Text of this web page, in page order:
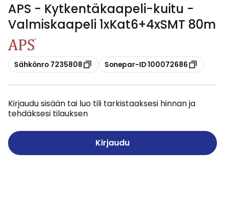
APS - Kytkentäkaapeli-kuitu -
Valmiskaapeli 1xKat6+4xSMT 80m
Kopioi
Sähkönro 7235808 Kopioi
Sonepar-ID 100072686
Kirjaudu sisään tai luo tili tarkistaaksesi hinnan ja
tehdäksesi tilauksen
Kirjaudu